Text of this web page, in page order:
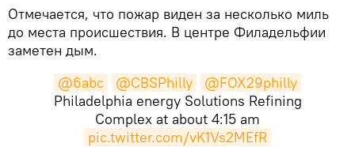
Отмечается, что пожар виден за несколько миль
до места происшествия. В центре Филадельфии
заметен дым.
@6abc
@CBSPhilly
@FOX29philly
Philadelphia energy Solutions Refining
Complex at about 4:15 am
pic.twitter.com/vK1Vs2MEfR